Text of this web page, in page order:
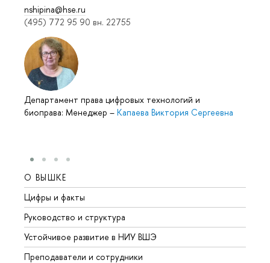
nshipina@hse.ru
(495) 772 95 90 вн. 22755
Департамент права цифровых технологий и
иоправа: Менеджер – Капаева Виктория Сергеевна
О ВЫШКЕ
Цифры и факты
Руководство и структура
Устойчивое развитие в НИУ ВШЭ
Преподаватели и сотрудники